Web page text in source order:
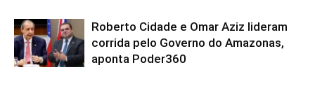
Roberto Cidade e Omar Aziz lideram
corrida pelo Governo do Amazonas,
aponta Poder360